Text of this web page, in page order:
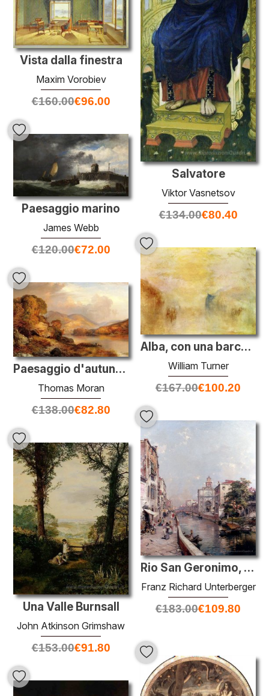
Salvatore
Viktor Vasnetsov
€134.00€80.40
Vista dalla finestra
Maxim Vorobiev
€160.00€96.00
Paesaggio marino
James Webb
€120.00€72.00
Alba, con una barca tra promontori
William Turner
€167.00€100.20
Paesaggio d'autunno
Thomas Moran
€138.00€82.80
Rio San Geronimo, Venezia
Franz Richard Unterberger
€183.00€109.80
Una Valle Burnsall
John Atkinson Grimshaw
€153.00€91.80